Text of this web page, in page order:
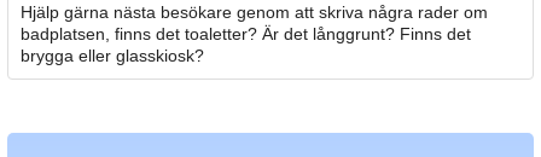
Hjälp gärna nästa besökare genom att skriva några rader om
badplatsen, finns det toaletter? Är det långgrunt? Finns det
brygga eller glasskiosk?